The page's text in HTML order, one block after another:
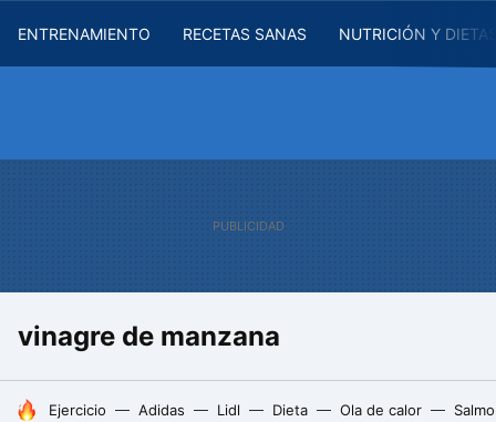
ENTRENAMIENTO RECETAS SANAS NUTRICIÓN Y
vinagre de manzana
HOY SE HABLA DE
Ejercicio Adidas Lidl Dieta Ola de calor